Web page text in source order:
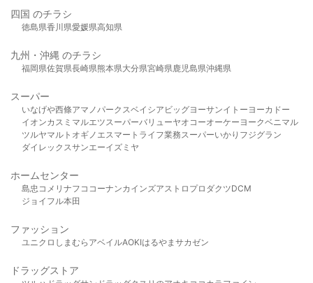
四国 のチラシ
徳島県香川県愛媛県高知県
九州・沖縄 のチラシ
福岡県佐賀県長崎県熊本県大分県宮崎県鹿児島県沖縄県
スーパー
いなげや西條アマノパークスベイシア ビッグヨーサンイトーヨーカドー
イオンカスミ マルエツスーパーバリューヤオコーオーケー ヨークベニマル
ツルヤマルト オギノ エスマート ライフ業務スーパーいかり フジグラン
ダイレックスサンエーイズミヤ
ホームセンター
島忠 コメリ ナフコ コーナンカインズアストロプロダクツDCM
ジョイフル本田
ファッション
ユニクロ しまむら アベイルAOKIはるやま サカゼン
ドラッグストア